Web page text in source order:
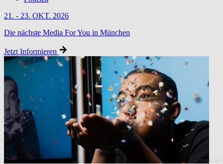
21. - 23. OKT. 2026
Die nächste Media For You in München
Jetzt Informieren